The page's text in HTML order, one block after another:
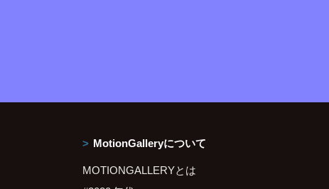
MotionGalleryについて
MOTIONGALLERYとは